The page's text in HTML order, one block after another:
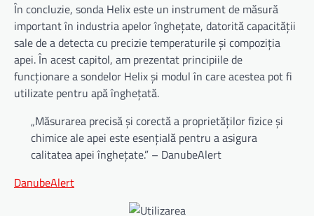
În concluzie, sonda Helix este un instrument de măsură
important în industria apelor înghețate, datorită capacității
sale de a detecta cu precizie temperaturile și compoziția
apei. În acest capitol, am prezentat principiile de
funcționare a sondelor Helix și modul în care acestea pot fi
utilizate pentru apă înghețată.
„Măsurarea precisă și corectă a proprietăților fizice și
chimice ale apei este esențială pentru a asigura
calitatea apei înghețate.” – DanubeAlert
DanubeAlert